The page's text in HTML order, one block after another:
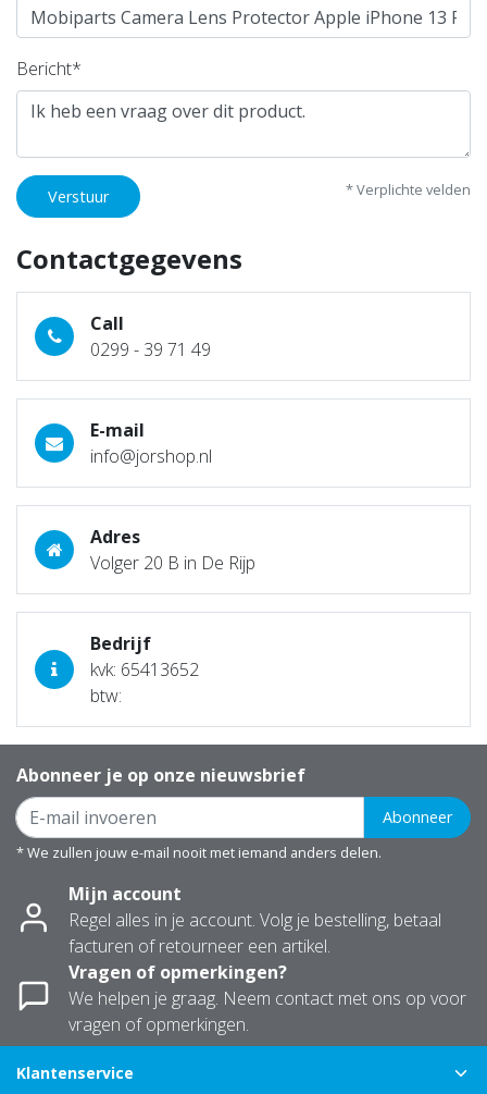
Bericht*
Verstuur * Verplichte velden
Contactgegevens
Call
0299 - 39 71 49
E-mail
info@jorshop.nl
Adres
Volger 20 B in De Rijp
Bedrijf
kvk: 65413652
btw:
Abonneer je op onze nieuwsbrief
Abonneer
* We zullen jouw e-mail nooit met iemand anders delen.
Mijn account
Regel alles in je account. Volg je bestelling, betaal
facturen of retourneer een artikel.
Vragen of opmerkingen?
We helpen je graag. Neem contact met ons op voor
vragen of opmerkingen.
Klantenservice